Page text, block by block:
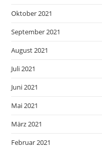
Oktober 2021
September 2021
August 2021
Juli 2021
Juni 2021
Mai 2021
März 2021
Februar 2021